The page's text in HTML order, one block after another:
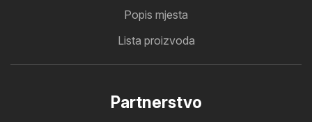
Popis mjesta
Lista proizvoda
Partnerstvo